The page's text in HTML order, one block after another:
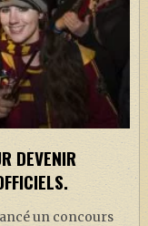
DEVENIR
un concours